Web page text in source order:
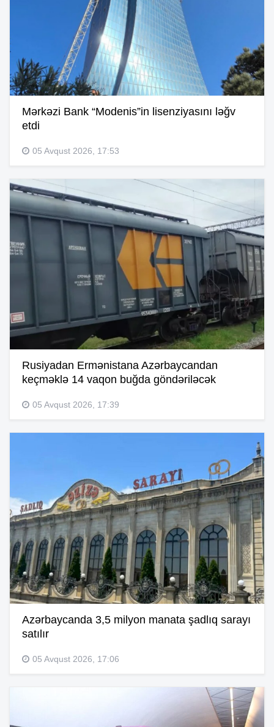
Mərkəzi Bank “Modenis”in lisenziyasını ləğv
etdi
05 Avqust 2026, 17:53
Rusiyadan Ermənistana Azərbaycandan
keçməklə 14 vaqon buğda göndəriləcək
05 Avqust 2026, 17:39
Azərbaycanda 3,5 milyon manata şadlıq sarayı
satılır
05 Avqust 2026, 17:06